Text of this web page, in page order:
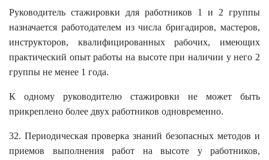
Руководитель стажировки для работников 1 и 2 группы
назначается работодателем из числа бригадиров, мастеров,
инструкторов, квалифицированных рабочих, имеющих
практический опыт работы на высоте при наличии у него 2
группы не менее 1 года.
К одному руководителю стажировки не может быть
прикреплено более двух работников одновременно.
32. Периодическая проверка знаний безопасных методов и
приемов выполнения работ на высоте у работников,